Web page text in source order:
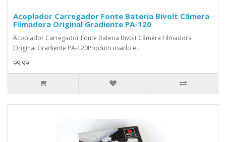
Acoplador Carregador Fonte Bateria Bivolt Câmera
Filmadora Original Gradiente PA-120
Acoplador Carregador Fonte Bateria Bivolt Câmera Filmadora
Original Gradiente PA-120Produto usado e ..
99,99